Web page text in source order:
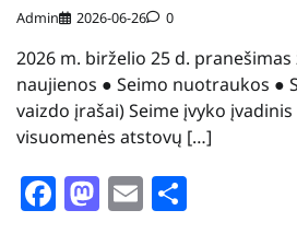
Admin 2026-06-26 0
2026 m. birželio 25 d.
naujienos ● Seimo nuotraukos ●
vaizdo įrašai) Seime įvyko
visuomenės atstovų […]
Facebook
Mastodon
Email